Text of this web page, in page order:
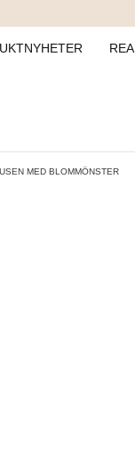
REA
MED BLOMMÖNSTER